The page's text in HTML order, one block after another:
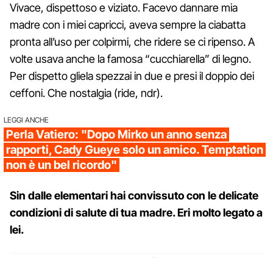
Vivace, dispettoso e viziato. Facevo dannare mia
madre con i miei capricci, aveva sempre la ciabatta
pronta all’uso per colpirmi, che ridere se ci ripenso. A
volte usava anche la famosa “cucchiarella” di legno.
Per dispetto gliela spezzai in due e presi il doppio dei
ceffoni. Che nostalgia (ride, ndr).
LEGGI ANCHE
Perla Vatiero: "Dopo Mirko un anno senza
rapporti, Cady Gueye solo un amico. Temptation
non è un bel ricordo"
Sin dalle elementari hai convissuto con le delicate
condizioni di salute di tua madre. Eri molto legato a
lei.